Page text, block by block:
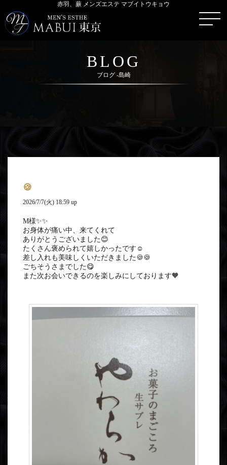
赤羽、蕨 メンズエステ マブイトウキョウ
BLOG
ブログ -島崎
🍪
2026/7/7(火) 18:59 up
M様✨✨
お身体が痛い中、来てくれて
ありがとうございました😊
たくさん褒められて嬉しかったです☺️
差し入れも美味しくいただきました🍪🍪
ごちそうさまでした😋
また次お会いできるのを楽しみにしております🧡